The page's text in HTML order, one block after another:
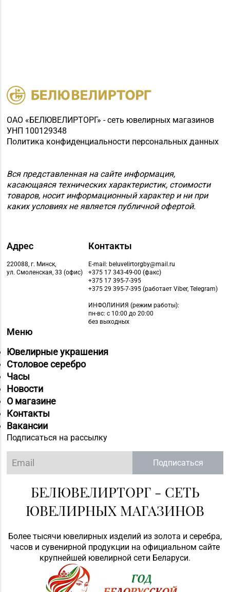
ОАО «БЕЛЮВЕЛИРТОРГ» - сеть ювелирных магазинов
УНП 100129348
Политика конфиденциальности персональных данных
Вся представленная на сайте информация,
касающаяся технических характеристик, стоимости
товаров, носит информационный характер и ни при
каких условиях не является публичной офертой.
Адрес
220088, г. Минск,
ул. Смоленская, 33 (офис)
Контакты
E-mail: beluvelirtorgby@mail.ru
+375 17 343-49-00 (факс)
+375 17 395-7-395
+375 29 395-7-395 (работает Viber, Telegram)
ИНФОЛИНИЯ (режим работы):
пн-вс: с 10:00 до 20:00
без выходных
Меню
Ювелирные украшения
Столовое серебро
Часы
Новости
О магазине
Контакты
Вакансии
Подписаться на рассылку
Подписаться
БЕЛЮВЕЛИРТОРГ - СЕТЬ
ЮВЕЛИРНЫХ МАГАЗИНОВ
Более тысячи ювелирных изделий из золота и серебра,
часов и сувенирной продукции на официальном сайте
крупнейшей ювелирной сети Беларуси.